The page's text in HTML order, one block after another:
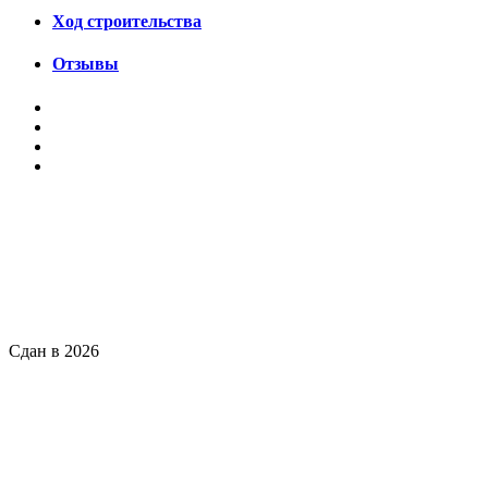
Ход строительства
Отзывы
Сдан в 2026